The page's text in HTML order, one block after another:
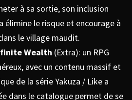
à sa sortie, son inclusion
élimine le risque et encourage à
le village maudit.
Wealth (Extra): un RPG
avec un contenu massif et
de la série Yakuza / Like a
dans le catalogue permet de se